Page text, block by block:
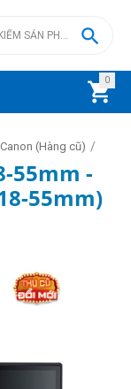
0


(Hàng cũ) /
55mm -
55mm)